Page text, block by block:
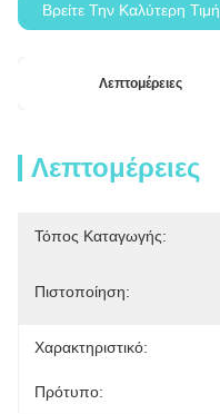
Βρείτε Την Καλύτερη Τιμή
Λεπτομέρειες
Λεπτομέρειες
Τόπος Καταγωγής:
Πιστοποίηση:
Χαρακτηριστικό:
Πρότυπο: